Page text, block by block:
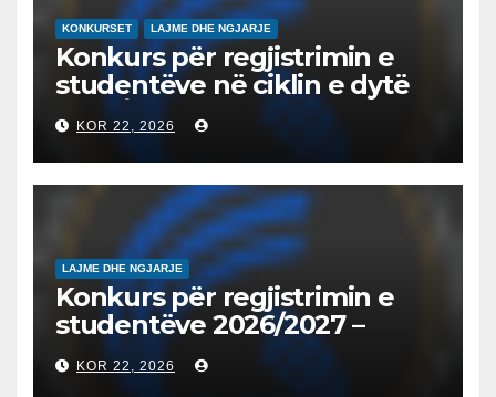
KONKURSET LAJME DHE NGJARJE
Konkurs për regjistrimin e
studentëve në ciklin e dytë
2026/2027 – Конкурс за
запишување на студенти
на втор циклус студии за
2026/2027
KOR 22, 2026
LAJME DHE NGJARJE
Konkurs për regjistrimin e
studentëve 2026/2027 –
Конкурс за запишување на
студенти за 2026/2027
KOR 22, 2026